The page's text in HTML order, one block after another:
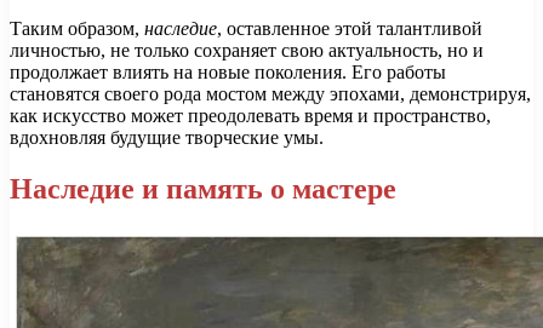
Таким образом, наследие, оставленное этой талантливой
личностью, не только сохраняет свою актуальность, но и
продолжает влиять на новые поколения. Его работы
становятся своего рода мостом между эпохами, демонстрируя,
как искусство может преодолевать время и пространство,
вдохновляя будущие творческие умы.
Наследие и память о мастере